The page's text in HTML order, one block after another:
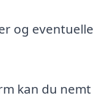
og eventuelle
kan du nemt